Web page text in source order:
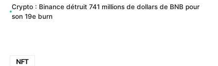
Crypto : Binance détruit 741 millions de dollars de BNB pour
son 19e burn
NFT